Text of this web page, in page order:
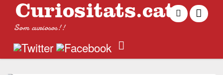
Som curiosos!!